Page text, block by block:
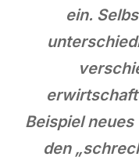
ein.
Beispiel
den